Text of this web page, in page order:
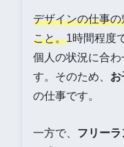
デザインの仕事の
こと。1時間程度
個人の状況に合
す。そのため、 お
の仕事です。
一方で、 フリー